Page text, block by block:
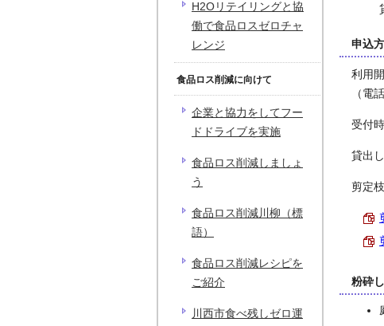
申込
利用
（電
受付
貸出
剪定
粉砕
H2Oリテイリングと協
働で食品ロスゼロチャ
レンジ
食品ロス削減に向けて
企業と協力をしてフー
ドドライブを実施
食品ロス削減しましょ
う
食品ロス削減川柳（標
語）
食品ロス削減レシピを
ご紹介
川西市食べ残しゼロ運